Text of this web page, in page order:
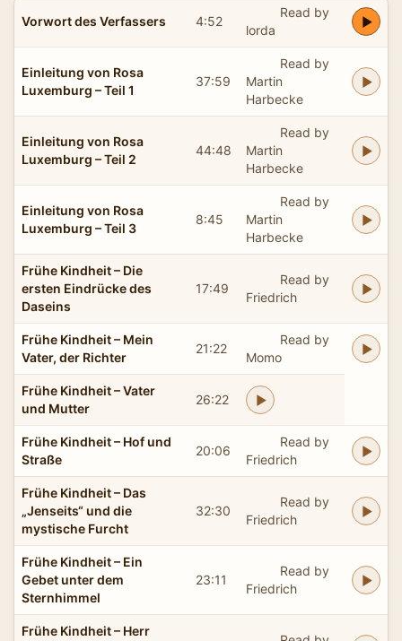
Vorwort des Verfassers 4:52
Read by
lorda
Einleitung von Rosa
Luxemburg – Teil 1
37:59
Read by
Martin
Harbecke
Einleitung von Rosa
Luxemburg – Teil 2
44:48
Read by
Martin
Harbecke
Einleitung von Rosa
Luxemburg – Teil 3
8:45
Read by
Martin
Harbecke
Frühe Kindheit – Die
ersten Eindrücke des
Daseins
17:49
Read by
Friedrich
Frühe Kindheit – Mein
Vater, der Richter
21:22
Read by
Momo
Frühe Kindheit – Vater
und Mutter
26:22
Frühe Kindheit – Hof und
Straße
20:06
Read by
Friedrich
Frühe Kindheit – Das
„Jenseits“ und die
mystische Furcht
32:30
Read by
Friedrich
Frühe Kindheit – Ein
Gebet unter dem
Sternhimmel
23:11
Read by
Friedrich
Frühe Kindheit – Herr